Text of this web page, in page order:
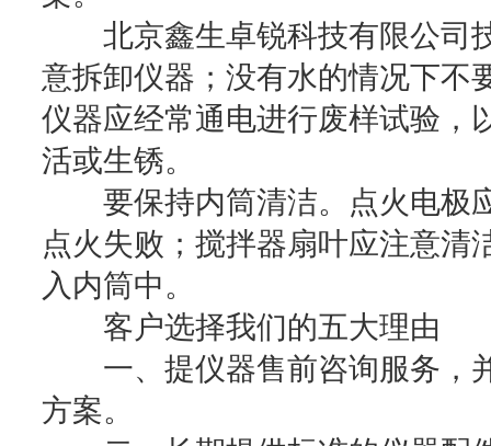
北京鑫生卓锐科技有限公司
意拆卸仪器；没有水的情况下不
仪器应经常通电进行废样试验，
活或生锈。
要保持内筒清洁。点火电极
点火失败；搅拌器扇叶应注意清
入内筒中。
客户选择我们的五大理由
一、提仪器售前咨询服务，
方案。